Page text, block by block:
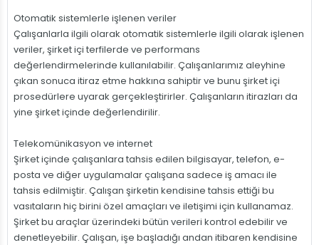
Otomatik sistemlerle işlenen veriler
Çalışanlarla ilgili olarak otomatik sistemlerle ilgili olarak işlenen
veriler, şirket içi terfilerde ve performans
değerlendirmelerinde kullanılabilir. Çalışanlarımız aleyhine
çıkan sonuca itiraz etme hakkına sahiptir ve bunu şirket içi
prosedürlere uyarak gerçekleştirirler. Çalışanların itirazları da
yine şirket içinde değerlendirilir.
Telekomünikasyon ve internet
Şirket içinde çalışanlara tahsis edilen bilgisayar, telefon, e-
posta ve diğer uygulamalar çalışana sadece iş amacı ile
tahsis edilmiştir. Çalışan şirketin kendisine tahsis ettiği bu
vasıtaların hiç birini özel amaçları ve iletişimi için kullanamaz.
Şirket bu araçlar üzerindeki bütün verileri kontrol edebilir ve
denetleyebilir. Çalışan, işe başladığı andan itibaren kendisine